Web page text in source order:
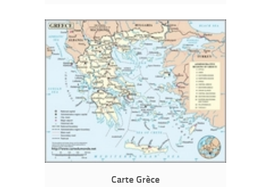
Carte Grèce